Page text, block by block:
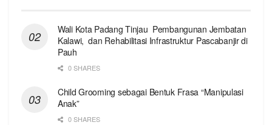
Wali Kota Padang Tinjau Pembangunan Jembatan
Kalawi, dan Rehabilitasi Infrastruktur Pascabanjir di
Pauh
0 SHARES
Child Grooming sebagai Bentuk Frasa “Manipulasi
Anak”
0 SHARES